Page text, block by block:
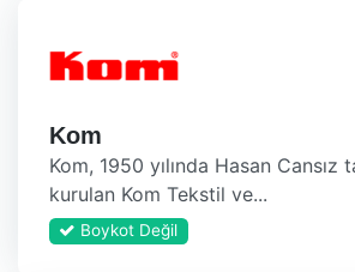
Kom
Kom, 1950 yılında Hasan Cansız
kurulan Kom Tekstil ve...
Boykot Değil